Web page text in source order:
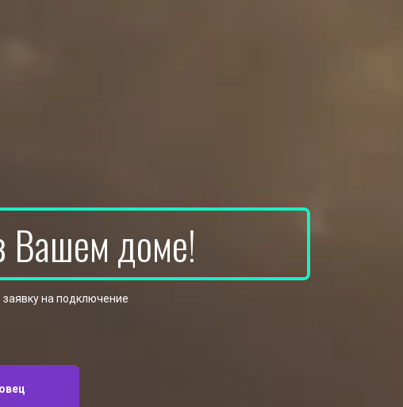
Вашем доме!
на подключение